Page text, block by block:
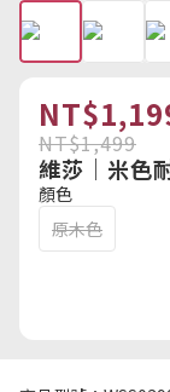
NT$1,499
維莎｜米色
顏色
原木色